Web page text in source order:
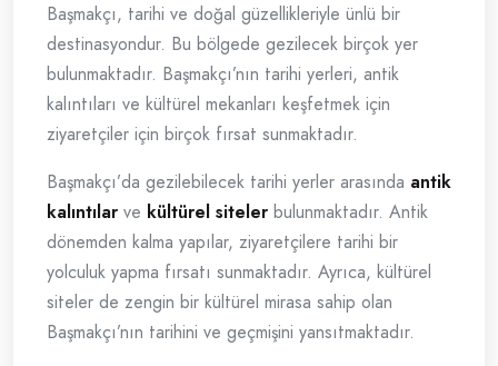
Başmakçı, tarihi ve doğal güzellikleriyle ünlü bir
destinasyondur. Bu bölgede gezilecek birçok yer
bulunmaktadır. Başmakçı’nın tarihi yerleri, antik
kalıntıları ve kültürel mekanları keşfetmek için
ziyaretçiler için birçok fırsat sunmaktadır.
Başmakçı’da gezilebilecek tarihi yerler arasında antik
kalıntılar ve kültürel siteler bulunmaktadır. Antik
dönemden kalma yapılar, ziyaretçilere tarihi bir
yolculuk yapma fırsatı sunmaktadır. Ayrıca, kültürel
siteler de zengin bir kültürel mirasa sahip olan
Başmakçı’nın tarihini ve geçmişini yansıtmaktadır.